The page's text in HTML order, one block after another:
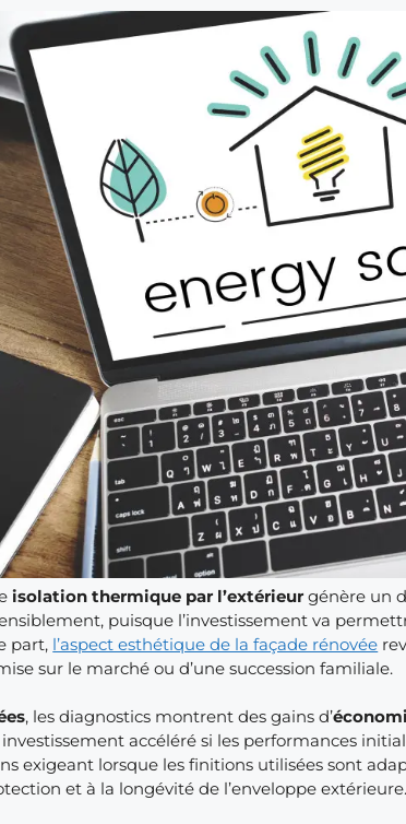
isolation thermique par l’extérieur génère un
puisque l’investissement va
part, l’aspect esthétique de la façade rénovée
sur le marché ou d’une succession familiale.
, les diagnostics montrent des gains d’
investissement accéléré si les performances
exigeant lorsque les finitions utilisées sont
et à la longévité de l’enveloppe extérieure.